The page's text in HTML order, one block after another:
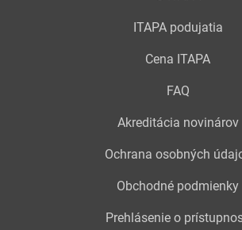
ITAPA podujatia
Cena ITAPA
FAQ
Akreditácia novinárov
Ochrana osobných
Obchodné podmienky
Prehlásenie o